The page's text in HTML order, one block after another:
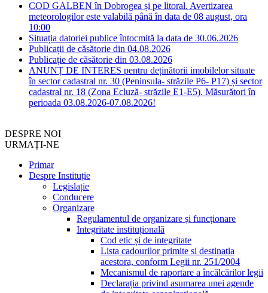
COD GALBEN în Dobrogea și pe litoral. Avertizarea
meteorologilor este valabilă până în data de 08 august, ora
10:00
Situația datoriei publice întocmită la data de 30.06.2026
Publicații de căsătorie din 04.08.2026
Publicație de căsătorie din 03.08.2026
ANUNȚ DE INTERES pentru deținătorii imobilelor situate
în sector cadastral nr. 30 (Peninsula- străzile P6- P17) și sector
cadastral nr. 18 (Zona Ecluză- străzile E1-E5). Măsurători în
perioada 03.08.2026-07.08.2026!
DESPRE NOI
URMAȚI-NE
Primar
Despre Instituție
Legislație
Conducere
Organizare
Regulamentul de organizare și funcționare
Integritate instituțională
Cod etic și de integritate
Lista cadourilor primite si destinatia
acestora, conform Legii nr. 251/2004
Mecanismul de raportare a încălcărilor legii
Declarația privind asumarea unei agende